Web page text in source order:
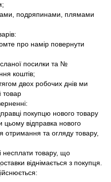
подряпинами, плямами
про намір повернути
посилки та №
коштів;
двох робочих днів ми
товар
покупцю нового товару
цьому відправка нового
отримання та огляду товару,
несплати товару, що
віднімається з покупця.